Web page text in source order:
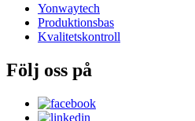
Yonwaytech
Produktionsbas
Kvalitetskontroll
Följ oss på